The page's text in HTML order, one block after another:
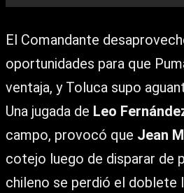
El Comandante
oportunidades para que
ventaja, y Toluca supo
Una jugada de Leo
campo, provocó que Jean
cotejo luego de disparar de
chileno se perdió el doblete